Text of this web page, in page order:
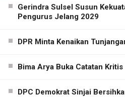
Gerindra Sulsel Susun
Pengurus Jelang 2029
DPR Minta Kenaikan
Bima Arya Buka Catatan
DPC Demokrat Sinjai